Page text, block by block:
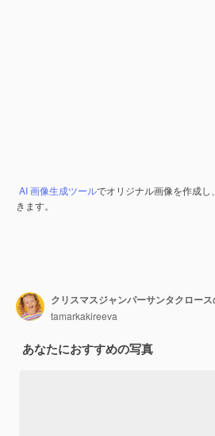
AI 画像生成ツールでオリジナル画像を作成し、
きます。
tamarkakireeva
あなたにおすすめの写真